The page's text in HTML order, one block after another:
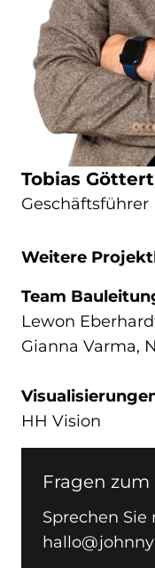
Tobias Göttert
Geschäftsführer
Weitere
Team
Lewon
Gianna Varma,
HH Vision
Fragen zum
Sprechen Sie